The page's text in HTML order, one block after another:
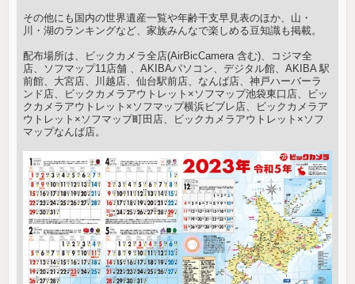
その他にも国内の世界遺産一覧や年齢干支早見表のほか、山・
川・湖のランキングなど、家族みんなで楽しめる豆知識も掲載。
配布場所は、ビックカメラ全店(AirBicCamera 含む)、コジマ全
店、ソフマップ11店舗 、AKIBAパソコン、デジタル館、AKIBA 駅
前館、大宮店、川越店、仙台駅前店、なんば店、神戸ハーバーラ
ンド店、ビックカメラアウトレット×ソフマップ池袋東口店、ビッ
クカメラアウトレット×ソフマップ横浜ビブレ店、ビックカメラア
ウトレット×ソフマップ町田店、ビックカメラアウトレット×ソフ
マップなんば店。